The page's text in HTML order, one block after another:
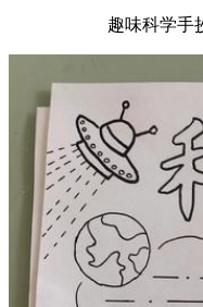
趣味科学手